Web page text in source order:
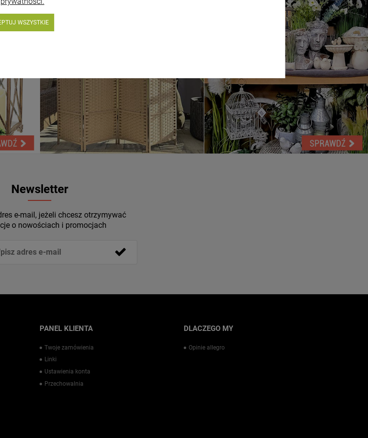
Newsletter
e-mail, jeżeli chcesz otrzymywać
o nowościach i promocjach
PANEL KLIENTA
Twoje zamówienia
Linki
Ustawienia konta
Przechowalnia
DLACZEGO MY
Opinie allegro
WSZYSTKIE